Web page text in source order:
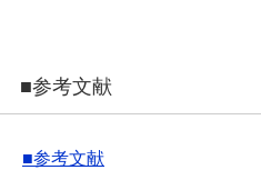
■参考文献
■参考文献